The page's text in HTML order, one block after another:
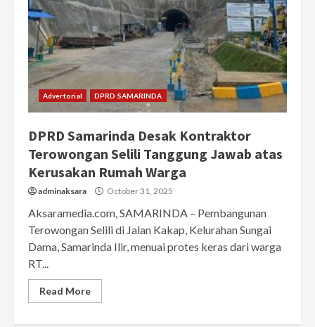
Advertorial DPRD SAMARINDA
DPRD Samarinda Desak Kontraktor
Terowongan Selili Tanggung Jawab atas
Kerusakan Rumah Warga
adminaksara October 31, 2025
Aksaramedia.com, SAMARINDA – Pembangunan
Terowongan Selili di Jalan Kakap, Kelurahan Sungai
Dama, Samarinda Ilir, menuai protes keras dari warga
RT...
Read More